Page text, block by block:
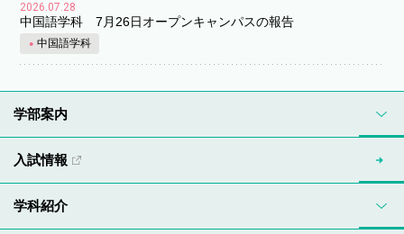
2026.07.28
中国語学科 7月26日オープンキャンパスの報告
中国語学科
学部案内
入試情報
学科紹介